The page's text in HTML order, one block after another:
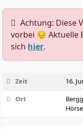
Achtung: Diese
vorbei 😔 Aktuelle
sich hier.
Zeit
16.
Ort